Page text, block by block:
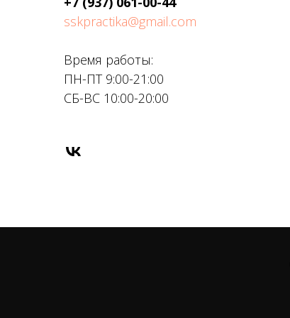
sskpractika@gmail.com
Время работы:
ПН-ПТ 9:00-21:00
СБ-ВС 10:00-20:00